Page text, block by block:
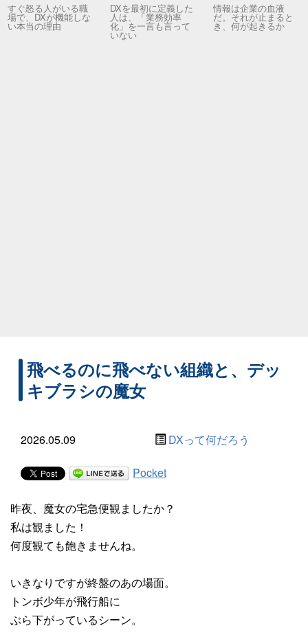
すぐ怒る人がいる職
場で、DXが機能しな
い本当の理由
DXを最初に定義した
人は、「業務効率
化」を一言も言って
いない
情報は企業の血液
だ。それが止まると
き、何が起きるか
飛べるのに飛べない組織と、デッ
キブラシの魔女
2026.05.09 DXって何だろう
Pocket
昨夜、魔女の宅急便観ましたか？
私は観ました！
何度観ても飽きませんね。
いきなりですが終盤のあの場面。
トンボ少年が飛行船に
ぶら下がっているシーン。